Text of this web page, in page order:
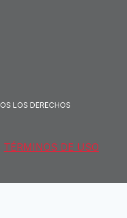
LOS DERECHOS
TÉRMINOS DE USO